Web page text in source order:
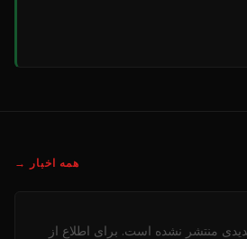
همه اخبار →
منتشر نشده است. برای اطلاع از